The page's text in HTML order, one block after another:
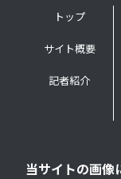
トップ
サイト概要
記者紹介
当サイトの画像